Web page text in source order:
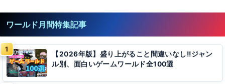
ワールド月間特集記事
【2026年版】盛り上がること間違いなし!!ジャン
ル別、面白いゲームワールド全100選